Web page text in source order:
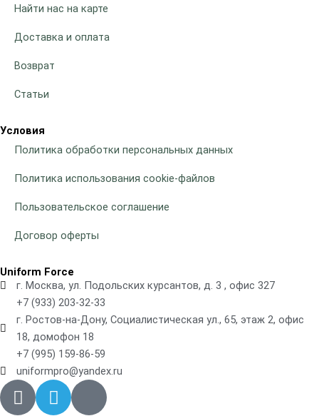
Найти нас на карте
Доставка и оплата
Возврат
Статьи
Условия
Политика обработки персональных данных
Политика использования cookie-файлов
Пользовательское соглашение
Договор оферты
Uniform Force
г. Москва, ул. Подольских курсантов, д. 3 , офис 327
+7 (933) 203-32-33
г. Ростов-на-Дону, Социалистическая ул., 65, этаж 2, офис
18, домофон 18
+7 (995) 159-86-59
uniformpro@yandex.ru
R
i
T
e
V